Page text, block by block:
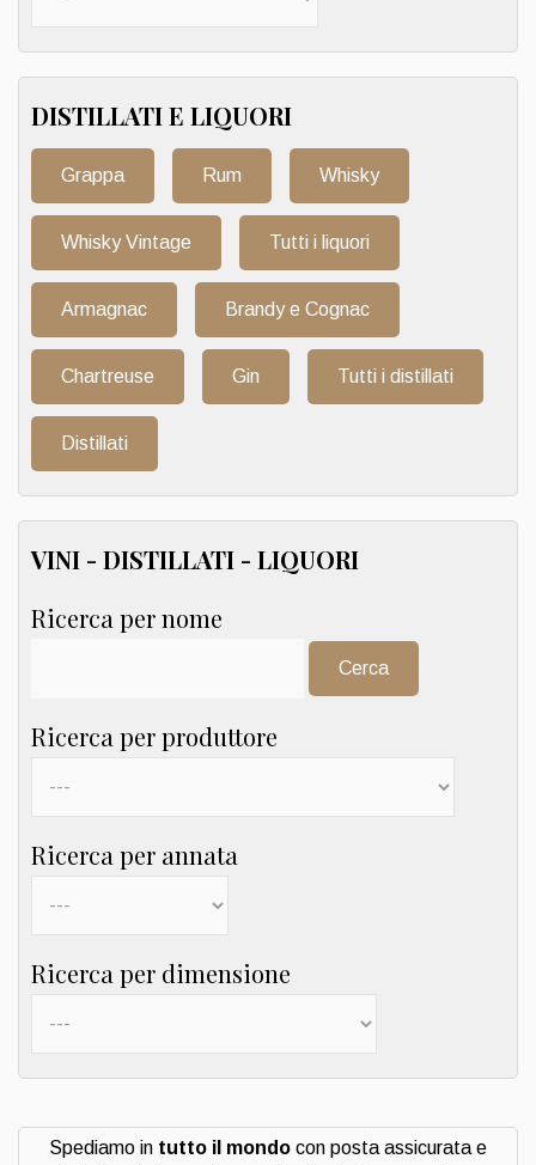
DISTILLATI E LIQUORI
Grappa Rum Whisky
Whisky Vintage Tutti i liquori
Armagnac Brandy e Cognac
Chartreuse Gin Tutti i distillati
Distillati
VINI - DISTILLATI - LIQUORI
Ricerca per nome
Ricerca per produttore
Ricerca per annata
Ricerca per dimensione
Spediamo in tutto il mondo con posta assicurata e